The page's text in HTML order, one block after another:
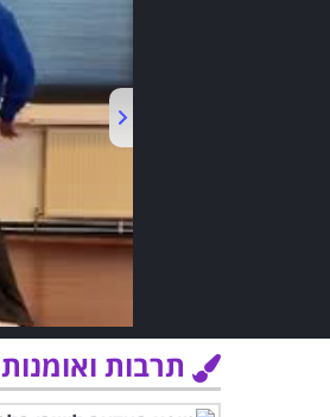
תרבות ואומנות